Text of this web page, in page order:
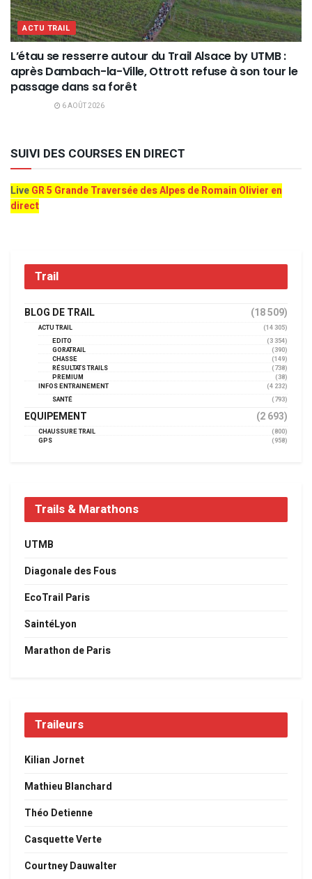
ACTU TRAIL
L’étau se resserre autour du Trail Alsace by UTMB :
après Dambach-la-Ville, Ottrott refuse à son tour le
passage dans sa forêt
6 AOÛT 2026
SUIVI DES COURSES EN DIRECT
LiveGR 5 Grande Traversée des Alpes de Romain Olivier en
direct
Trail
BLOG DE TRAIL (18 509)
ACTU TRAIL
(14 305)
EDITO
(3 354)
GORATRAIL
(390)
CHASSE
(149)
RÉSULTATS TRAILS
(738)
PREMIUM
(38)
INFOS ENTRAINEMENT
(4 232)
SANTÉ
(793)
EQUIPEMENT (2 693)
CHAUSSURE TRAIL
(800)
GPS
(958)
Trails & Marathons
UTMB
Diagonale des Fous
EcoTrail Paris
SaintéLyon
Marathon de Paris
Traileurs
Kilian Jornet
Mathieu Blanchard
Théo Detienne
Casquette Verte
Courtney Dauwalter